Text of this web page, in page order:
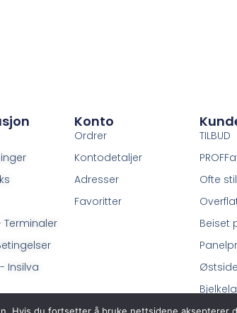
Terminaler
Insilva
Konto
Ordrer
Kontodetaljer
Adresser
Favoritter
TILBUD
Ofte
Beiset